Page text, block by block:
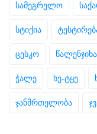
სამეგრელო
სტიქია
ცესკო წალენჯიხა
ჭალე ხე-ტყე
ჯანმრთელობა